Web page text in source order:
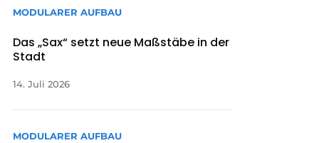
MODULARER AUFBAU
Das „Sax“ setzt neue Maßstäbe in der
Stadt
14. Juli 2026
MODULARER AUFBAU